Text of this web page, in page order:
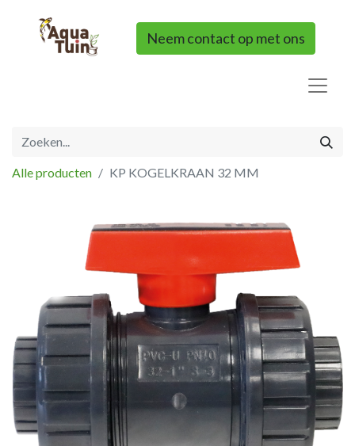
Neem contact op met ons
Alle producten KP KOGELKRAAN 32 MM